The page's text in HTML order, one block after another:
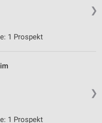
❯
1 Prospekt
❯
1 Prospekt